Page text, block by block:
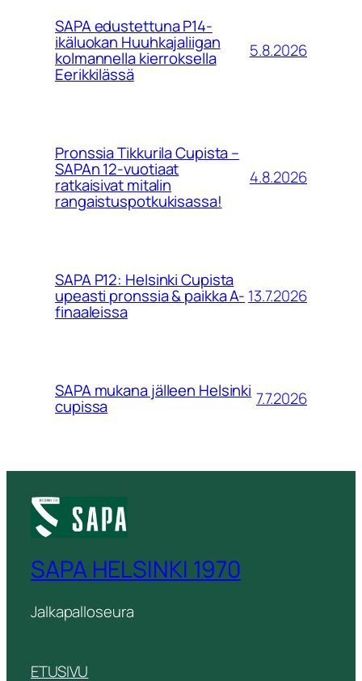
SAPA edustettuna P14-
ikäluokan Huuhkajaliigan
kolmannella kierroksella
Eerikkilässä
5.8.2026
Pronssia Tikkurila Cupista –
SAPAn 12-vuotiaat
ratkaisivat mitalin
rangaistuspotkukisassa!
4.8.2026
SAPA P12: Helsinki Cupista
upeasti pronssia & paikka A-
finaaleissa
13.7.2026
SAPA mukana jälleen Helsinki
cupissa 7.7.2026
SAPA HELSINKI 1970
Jalkapalloseura
ETUSIVU